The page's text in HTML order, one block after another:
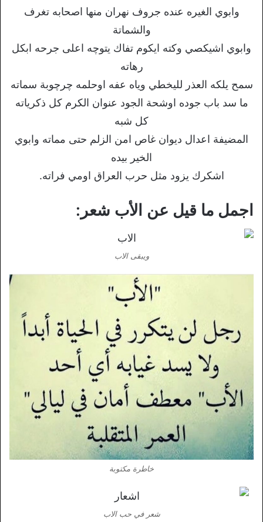
وابوي الغيره عنده جروف نهران منها اصحابه تغرف
والشماتة
وابوي اشيكصي وكته ايكوم تفاك يتوچه اعلى جرحه ابكل
رهاته
سمح يلكه العذر لليخطي وياه عفه اوحلمه چرچوبة سماته
ما سد باب جوده اوشحة الجود عنوان الكرم كل ذكرياته
كل شبه
المضيفة اعدال ديوان غاص امن الزلم حتى مماته وابوي
الخير بيده
اشكرك يزود مثل حرب العراق اومي فراته.
اجمل ما قيل عن الأب شعر:
ويبقى الاب
خاطرة مكتوبة
شعر في حب الاب